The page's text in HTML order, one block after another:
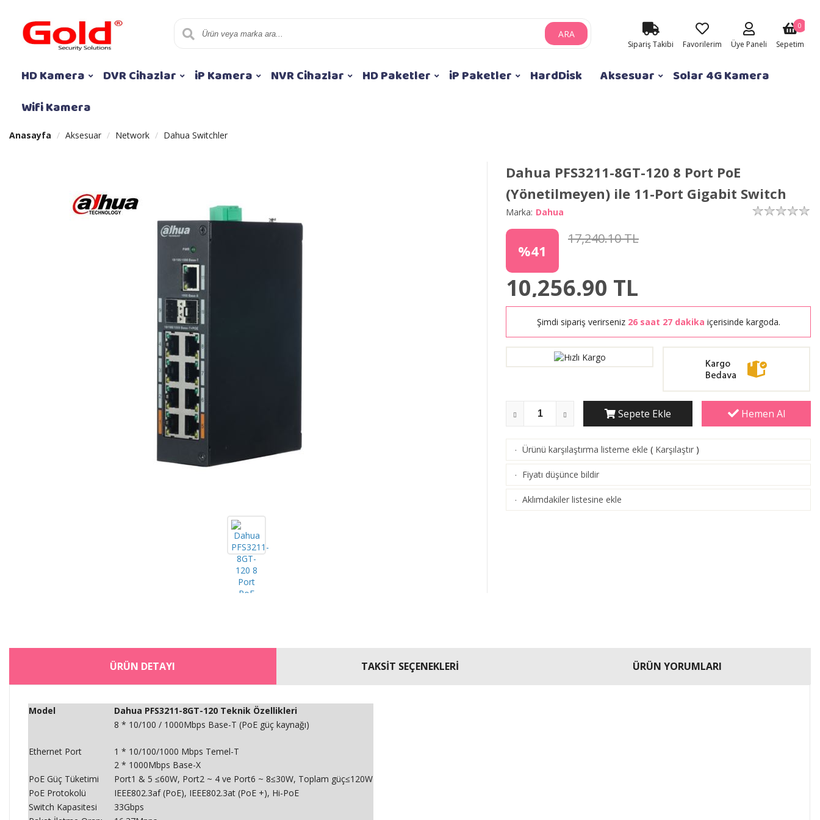
ARA
Sipariş Takibi Favorilerim Üye Paneli Sepetim
0
HD Kamera DVR Cihazlar iP Kamera NVR Cihazlar HD Paketler iP Paketler HardDisk Aksesuar
Solar 4G Kamera
Wifi Kamera
Anasayfa Aksesuar Network Dahua Switchler
Dahua PFS3211-8GT-120 8 Port PoE
(Yönetilmeyen) ile 11-Port Gigabit Switch
Marka: Dahua
%41
17,240.10 TL
10,256.90 TL
Şimdi sipariş verirseniz 26 saat 27 dakika içerisinde kargoda.
Sepete Ekle Hemen Al
· Ürünü karşılaştırma listeme ekle ( Karşılaştır )
· Fiyatı düşünce bildir
· Aklımdakiler listesine ekle
ÜRÜN DETAYI TAKSİT SEÇENEKLERİ ÜRÜN YORUMLARI
Model Dahua PFS3211-8GT-120 Teknik Özellikleri
Ethernet Port
8 * 10/100 / 1000Mbps Base-T (PoE güç kaynağı)
1 * 10/100/1000 Mbps Temel-T
2 * 1000Mbps Base-X
PoE Güç Tüketimi
Port1 & 5 ≤60W, Port2 ~ 4 ve Port6 ~ 8≤30W, Toplam güç≤120W
PoE Protokolü
IEEE802.3af (PoE), IEEE802.3at (PoE +), Hi-PoE
Switch Kapasitesi
33Gbps